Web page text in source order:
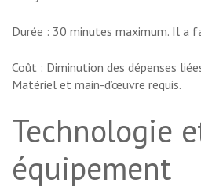
Durée : 30 minutes maximum. Il a
Coût : Diminution des dépenses
Matériel et main-d’œuvre requis.
Technologie
équipement